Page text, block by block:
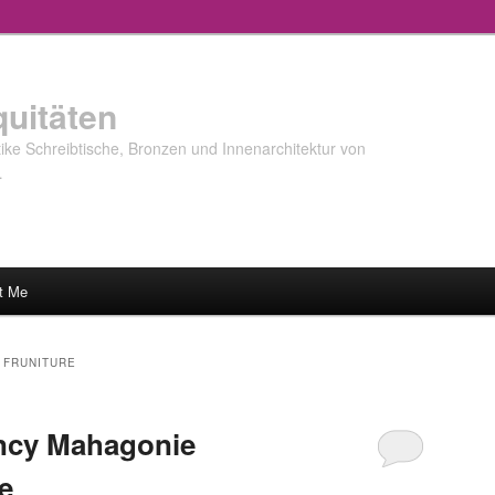
Schreibtische, Bronzen und Innenarchitektur von
Me
Mahagonie